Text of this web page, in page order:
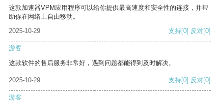
这款加速器VPM应用程序可以给你提供最高速度和安全性的连接，并帮
助你在网络上自由移动。
2025-10-29
支持[0] 反对[0]
游客
这款软件的售后服务非常好，遇到问题都能得到及时解决。
2025-10-29 支持[0] 反对[0]
游客